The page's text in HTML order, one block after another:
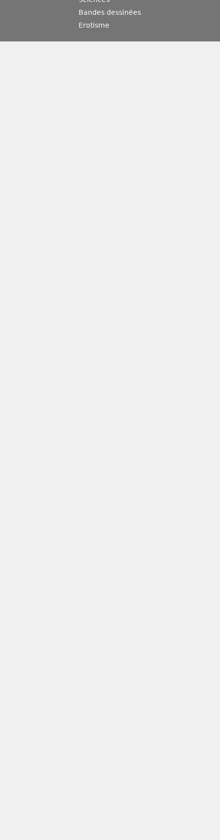
Bandes dessinées
Erotisme